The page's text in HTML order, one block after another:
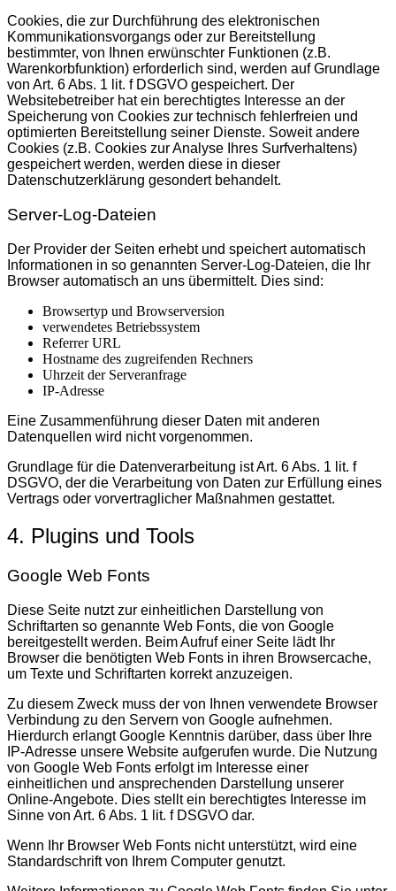
Cookies, die zur Durchführung des elektronischen
Kommunikationsvorgangs oder zur Bereitstellung
bestimmter, von Ihnen erwünschter Funktionen (z.B.
Warenkorbfunktion) erforderlich sind, werden auf Grundlage
von Art. 6 Abs. 1 lit. f DSGVO gespeichert. Der
Websitebetreiber hat ein berechtigtes Interesse an der
Speicherung von Cookies zur technisch fehlerfreien und
optimierten Bereitstellung seiner Dienste. Soweit andere
Cookies (z.B. Cookies zur Analyse Ihres Surfverhaltens)
gespeichert werden, werden diese in dieser
Datenschutzerklärung gesondert behandelt.
Server-Log-Dateien
Der Provider der Seiten erhebt und speichert automatisch
Informationen in so genannten Server-Log-Dateien, die Ihr
Browser automatisch an uns übermittelt. Dies sind:
Browsertyp und Browserversion
verwendetes Betriebssystem
Referrer URL
Hostname des zugreifenden Rechners
Uhrzeit der Serveranfrage
IP-Adresse
Eine Zusammenführung dieser Daten mit anderen
Datenquellen wird nicht vorgenommen.
Grundlage für die Datenverarbeitung ist Art. 6 Abs. 1 lit. f
DSGVO, der die Verarbeitung von Daten zur Erfüllung eines
Vertrags oder vorvertraglicher Maßnahmen gestattet.
4. Plugins und Tools
Google Web Fonts
Diese Seite nutzt zur einheitlichen Darstellung von
Schriftarten so genannte Web Fonts, die von Google
bereitgestellt werden. Beim Aufruf einer Seite lädt Ihr
Browser die benötigten Web Fonts in ihren Browsercache,
um Texte und Schriftarten korrekt anzuzeigen.
Zu diesem Zweck muss der von Ihnen verwendete Browser
Verbindung zu den Servern von Google aufnehmen.
Hierdurch erlangt Google Kenntnis darüber, dass über Ihre
IP-Adresse unsere Website aufgerufen wurde. Die Nutzung
von Google Web Fonts erfolgt im Interesse einer
einheitlichen und ansprechenden Darstellung unserer
Online-Angebote. Dies stellt ein berechtigtes Interesse im
Sinne von Art. 6 Abs. 1 lit. f DSGVO dar.
Wenn Ihr Browser Web Fonts nicht unterstützt, wird eine
Standardschrift von Ihrem Computer genutzt.